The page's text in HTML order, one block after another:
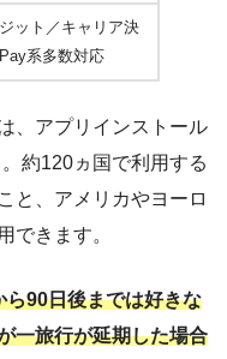
ット／キャリア決
系多数対応
、アプリインストール
約120ヵ国で利用する
と、アメリカやヨーロ
できます。
ら90日後までは好きな
一旅行が延期した場合